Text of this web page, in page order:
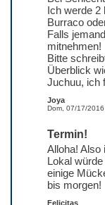
Joya
Dom, 07/17/
Ich werde 2
Burraco
Falls
mitnehmen!
Bitte
Überblick
Juchuu, ich
Termin!
Felicitas
Alloha! Also
Lokal
einige
bis morgen!